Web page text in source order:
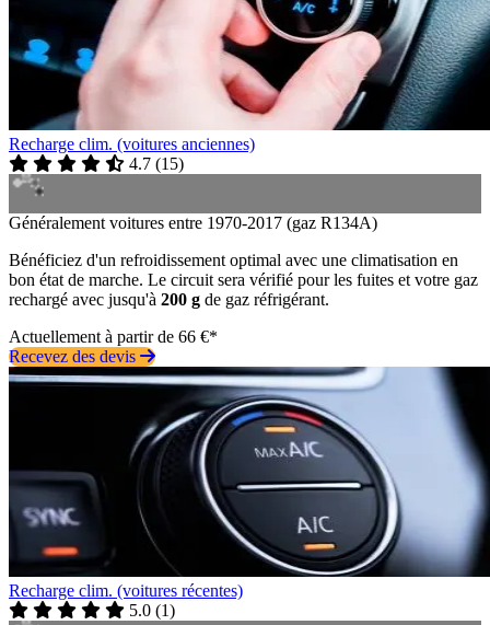
Recharge clim. (voitures anciennes)
4.7 (15)
Généralement voitures entre 1970-2017 (gaz R134A)
Bénéficiez d'un refroidissement optimal avec une climatisation en
bon état de marche. Le circuit sera vérifié pour les fuites et votre gaz
rechargé avec jusqu'à 200 g de gaz réfrigérant.
Actuellement à partir de 66 €*
Recevez des devis
Recharge clim. (voitures récentes)
5.0 (1)